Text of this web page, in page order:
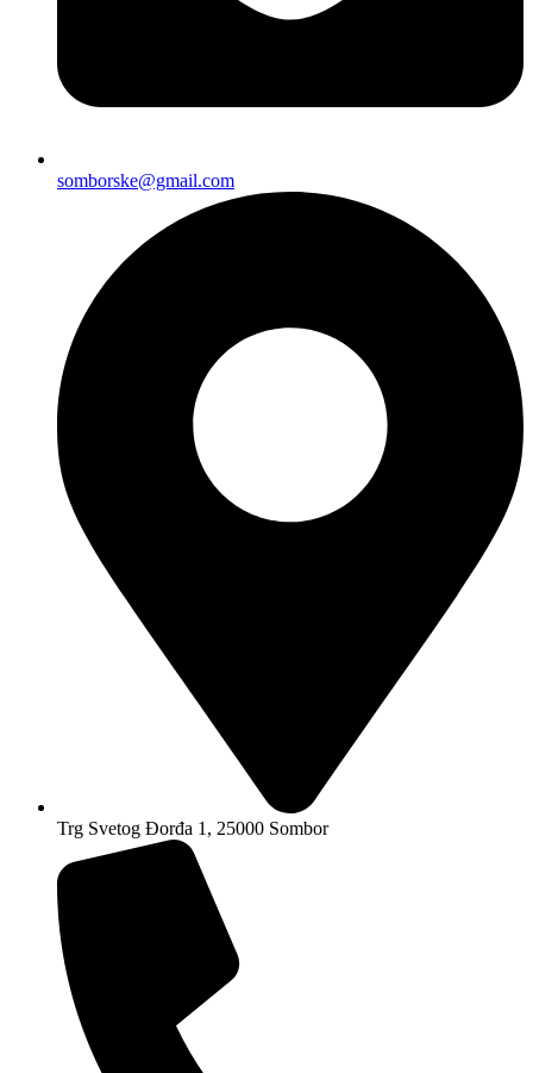
somborske@gmail.com
Trg Svetog Đorđa 1, 25000 Sombor